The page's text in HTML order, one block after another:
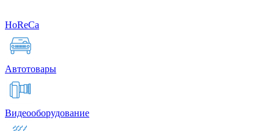
HoReCa
Автотовары
Видеооборудование